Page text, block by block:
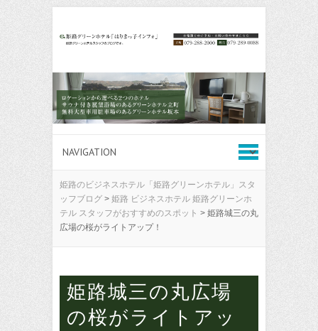
姫路のビジネスホテル「姫路グリーンホテル」スタ
ッフブログ > 姫路 ビジネスホテル 姫路グリーンホ
テル スタッフがおすすめのスポット > 姫路城三の丸
広場の桜がライトアップ！
姫路城三の丸広場
の桜がライトアッ